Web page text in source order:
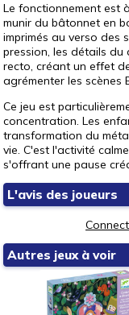
Le fonctionnement est
munir du bâtonnet en
imprimés au verso des
pression, les détails du
recto, créant un effet
agrémenter les scènes
Ce jeu est
concentration. Les
transformation du
vie. C'est l'activité
s'offrant une pause
L'avis des joueurs
Autres jeux à voir